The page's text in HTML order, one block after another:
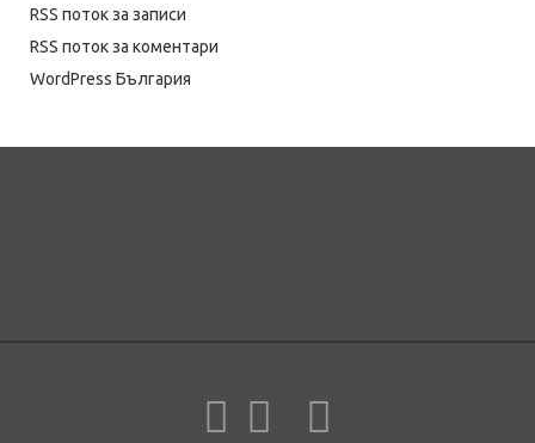
RSS поток за записи
RSS поток за коментари
WordPress България